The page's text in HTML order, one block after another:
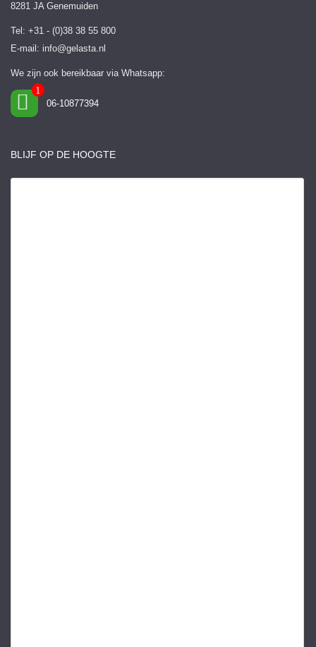
8281 JA Genemuiden
Tel: +31 - (0)38 38 55 800
E-mail: info@gelasta.nl
We zijn ook bereikbaar via Whatsapp:
06-10877394
BLIJF OP DE HOOGTE